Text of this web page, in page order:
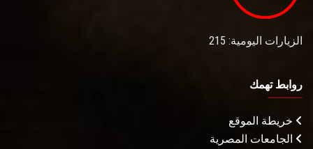
الزيارات اليومية: 215
روابط تهمك
خريطة الموقع
الجامعات المصرية